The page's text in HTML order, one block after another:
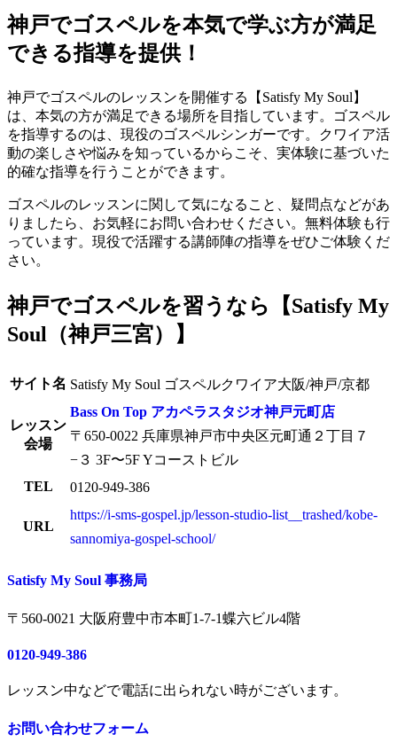
神戸でゴスペルを本気で学ぶ方が満足
できる指導を提供！
神戸でゴスペルのレッスンを開催する【Satisfy My Soul】
は、本気の方が満足できる場所を目指しています。ゴスペル
を指導するのは、現役のゴスペルシンガーです。クワイア活
動の楽しさや悩みを知っているからこそ、実体験に基づいた
的確な指導を行うことができます。
ゴスペルのレッスンに関して気になること、疑問点などがあ
りましたら、お気軽にお問い合わせください。無料体験も行
っています。現役で活躍する講師陣の指導をぜひご体験くだ
さい。
神戸でゴスペルを習うなら【Satisfy My
Soul（神戸三宮）】
サイト名 Satisfy My Soul ゴスペルクワイア大阪/神戸/京都
レッスン
会場
Bass On Top アカペラスタジオ神戸元町店
〒650-0022 兵庫県神戸市中央区元町通２丁目７
−３ 3F〜5F Yコーストビル
TEL
0120-949-386
URL
https://i-sms-gospel.jp/lesson-studio-list__trashed/kobe-
sannomiya-gospel-school/
Satisfy My Soul 事務局
〒560-0021 大阪府豊中市本町1-7-1蝶六ビル4階
0120-949-386
レッスン中などで電話に出られない時がございます。
お問い合わせフォーム